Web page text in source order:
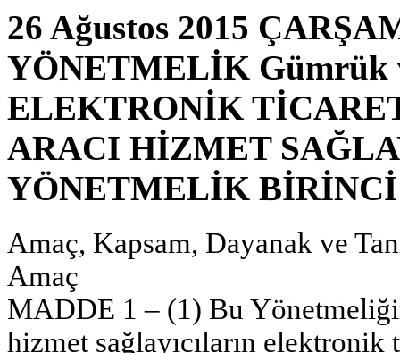
26 Ağustos 2015
YÖNETMELİK Gümrük
ELEKTRONİK
ARACI HİZMET
YÖNETMELİK
Amaç, Kapsam, Dayanak ve
Amaç
MADDE 1 – (1) Bu
hizmet sağlayıcıların elektronik